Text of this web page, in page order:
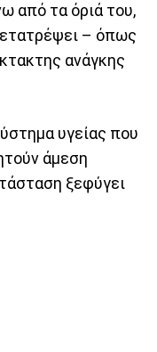
από τα όριά του,
– όπως
ανάγκης
υγείας που
άμεση
ξεφύγει